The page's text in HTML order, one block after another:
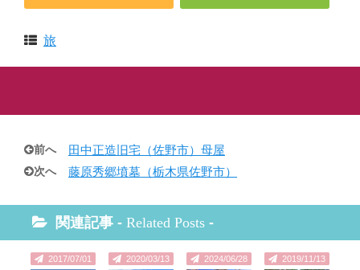
旅
前へ 田中正造旧宅（佐野市）母屋
次へ 藤原秀郷墳墓（栃木県佐野市）
関連記事 - Related Posts -
2017/07/01 2020/03/13 2024/06/28 2019/11/13